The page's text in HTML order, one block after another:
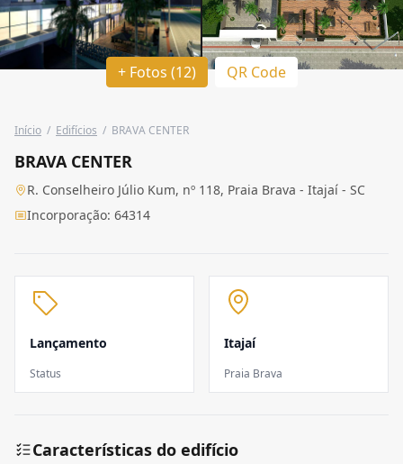
+ Fotos (12) QR Code
Início / Edifícios / BRAVA CENTER
BRAVA CENTER
R. Conselheiro Júlio Kum, nº 118, Praia Brava - Itajaí - SC
Incorporação: 64314
Lançamento
Status
Itajaí
Praia Brava
Características do edifício